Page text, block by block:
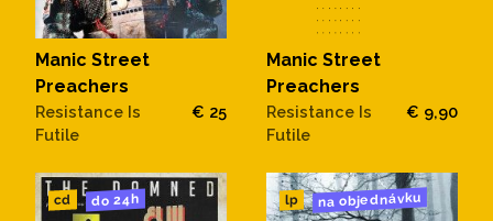
Manic Street
Preachers
Resistance Is
Futile
€ 25
Manic Street
Preachers
Resistance Is
Futile
€ 9,90
cd do 24h lp na objednávku